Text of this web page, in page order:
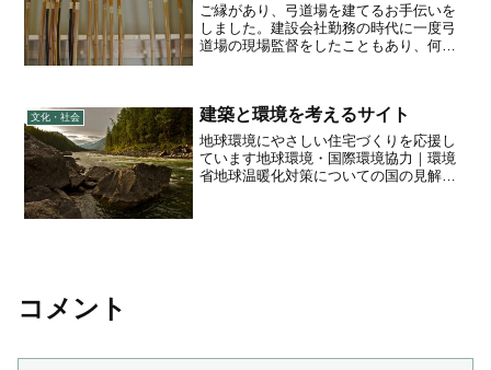
ご縁があり、弓道場を建てるお手伝いを
しました。建設会社勤務の時代に一度弓
道場の現場監督をしたこともあり、何か
ことになりました。鉄骨造...
文化・社会 建築と環境を考えるサイト
地球環境にやさしい住宅づくりを応援し
ています地球環境・国際環境協力｜環境
省地球温暖化対策についての国の見解を
コメント